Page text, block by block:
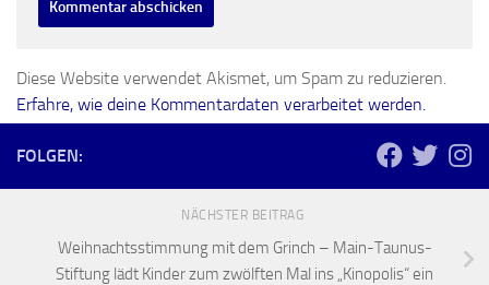
Diese Website verwendet Akismet, um Spam zu reduzieren.
Erfahre, wie deine Kommentardaten verarbeitet werden.
FOLGEN:
NÄCHSTER BEITRAG
Weihnachtsstimmung mit dem Grinch – Main-Taunus-
Stiftung lädt Kinder zum zwölften Mal ins „Kinopolis“ ein